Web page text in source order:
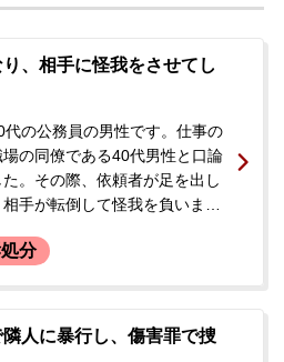
紙
評判
知りたい方
、相手に怪我をさせてし
代の公務員の男性です。仕事の
の同僚である40代男性と口論
。その際、依頼者が足を出し
手が転倒して怪我を負いまし
転倒したとは思えない、と記
になったため、今後の警察へ
害者との示談について不安を
分
人に暴行し、傷害罪で捜